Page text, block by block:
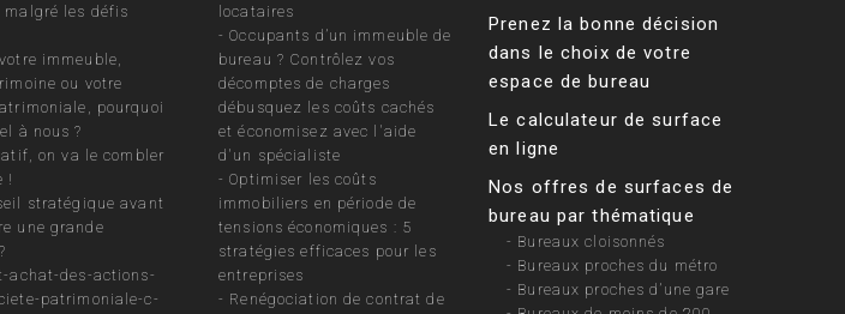
malgré les défis
immeuble,
ou votre
pourquoi
à nous ?
on va le combler
!
stratégique avant
une grande
achat-des-actions-
patrimoniale-c-
locataires
-Occupants d’un immeuble de
bureau ? Contrôlez vos
décomptes de charges
débusquez les coûts cachés
et économisez avec l'aide
d'un spécialiste
-Optimiser les coûts
immobiliers en période de
tensions économiques : 5
stratégies efficaces pour les
entreprises
- Renégociation de contrat de
Prenez la bonne décision
dans le choix de votre
espace de bureau
Le calculateur de surface
en ligne
Nos offres de surfaces de
bureau par thématique
- Bureaux cloisonnés
- Bureaux proches du métro
- Bureaux proches d’une gare